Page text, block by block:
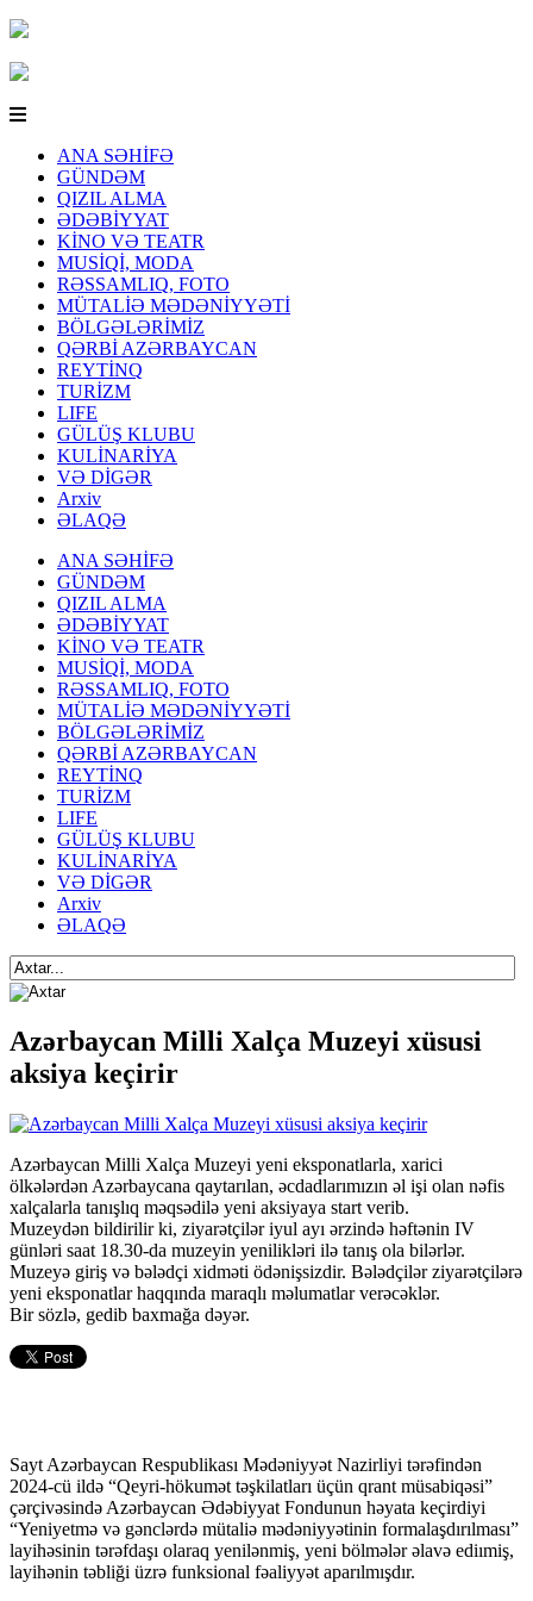
ANA SƏHİFƏ
GÜNDƏM
QIZIL ALMA
ƏDƏBİYYAT
KİNO VƏ TEATR
MUSİQİ, MODA
RƏSSAMLIQ, FOTO
MÜTALİƏ MƏDƏNİYYƏTİ
BÖLGƏLƏRİMİZ
QƏRBİ AZƏRBAYCAN
REYTİNQ
TURİZM
LIFE
GÜLÜŞ KLUBU
KULİNARİYA
VƏ DİGƏR
Arxiv
ƏLAQƏ
ANA SƏHİFƏ
GÜNDƏM
QIZIL ALMA
ƏDƏBİYYAT
KİNO VƏ TEATR
MUSİQİ, MODA
RƏSSAMLIQ, FOTO
MÜTALİƏ MƏDƏNİYYƏTİ
BÖLGƏLƏRİMİZ
QƏRBİ AZƏRBAYCAN
REYTİNQ
TURİZM
LIFE
GÜLÜŞ KLUBU
KULİNARİYA
VƏ DİGƏR
Arxiv
ƏLAQƏ
Azərbaycan Milli Xalça Muzeyi xüsusi
aksiya keçirir
Azərbaycan Milli Xalça Muzeyi yeni eksponatlarla, xarici
ölkələrdən Azərbaycana qaytarılan, əcdadlarımızın əl işi olan nəfis
xalçalarla tanışlıq məqsədilə yeni aksiyaya start verib.
Muzeydən bildirilir ki, ziyarətçilər iyul ayı ərzində həftənin IV
günləri saat 18.30-da muzeyin yenilikləri ilə tanış ola bilərlər.
Muzeyə giriş və bələdçi xidməti ödənişsizdir. Bələdçilər ziyarətçilərə
yeni eksponatlar haqqında maraqlı məlumatlar verəcəklər.
Bir sözlə, gedib baxmağa dəyər.
Sayt Azərbaycan Respublikası Mədəniyyət Nazirliyi tərəfindən
2024-cü ildə “Qeyri-hökumət təşkilatları üçün qrant müsabiqəsi”
çərçivəsində Azərbaycan Ədəbiyyat Fondunun həyata keçirdiyi
“Yeniyetmə və gənclərdə mütaliə mədəniyyətinin formalaşdırılması”
layihəsinin tərəfdaşı olaraq yenilənmiş, yeni bölmələr əlavə ediımiş,
layihənin təbliği üzrə funksional fəaliyyət aparılmışdır.